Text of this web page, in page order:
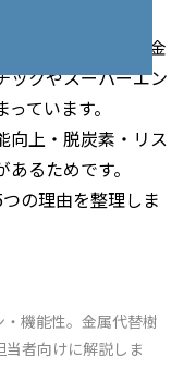
械などの分野で、金
ックやスーパーエン
ています。
向上・脱炭素・リス
るためです。
の理由を整理しま
機能性。金属代替樹
者向けに解説しま